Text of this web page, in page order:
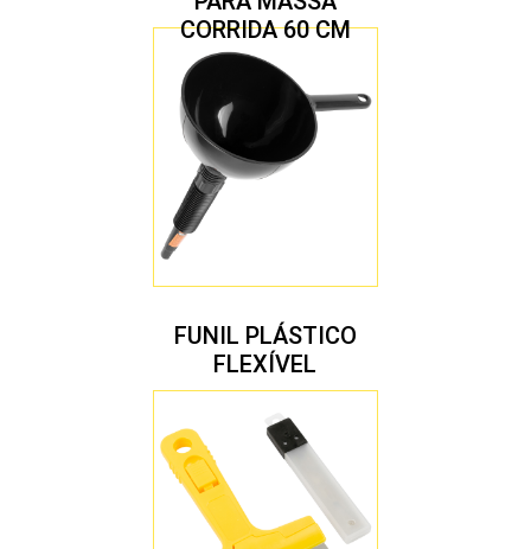
CORRIDA 60 CM
FUNIL PLÁSTICO
FLEXÍVEL